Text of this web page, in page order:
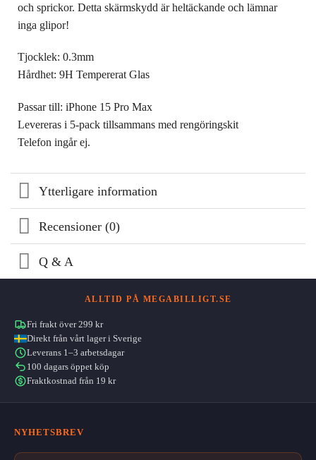
och sprickor. Detta skärmskydd är heltäckande och lämnar
inga glipor!
Tjocklek: 0.3mm
Hårdhet: 9H Tempererat Glas
Passar till: iPhone 15 Pro Max
Levereras i 5-pack tillsammans med rengöringskit
Telefon ingår ej.
Ytterligare information
Recensioner (0)
Q & A
ALLTID PÅ MEGABILLIGT.SE
Fri frakt över 299 kr
Direkt från vårt lager i Sverige
Leverans 1–3 arbetsdagar
100 dagars öppet köp
Fraktkostnad från 19 kr
NYHETSBREV